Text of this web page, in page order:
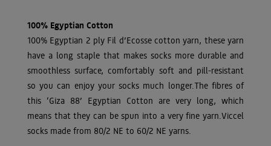
100% Egyptian Cotton
100% Egyptian 2 ply Fil d’Ecosse cotton yarn, these yarn
have a long staple that makes socks more durable and
smoothless surface, comfortably soft and pill-resistant
so you can enjoy your socks much longer.The fibres of
this ‘Giza 88’ Egyptian Cotton are very long, which
means that they can be spun into a very fine yarn.Viccel
socks made from 80/2 NE to 60/2 NE yarns.